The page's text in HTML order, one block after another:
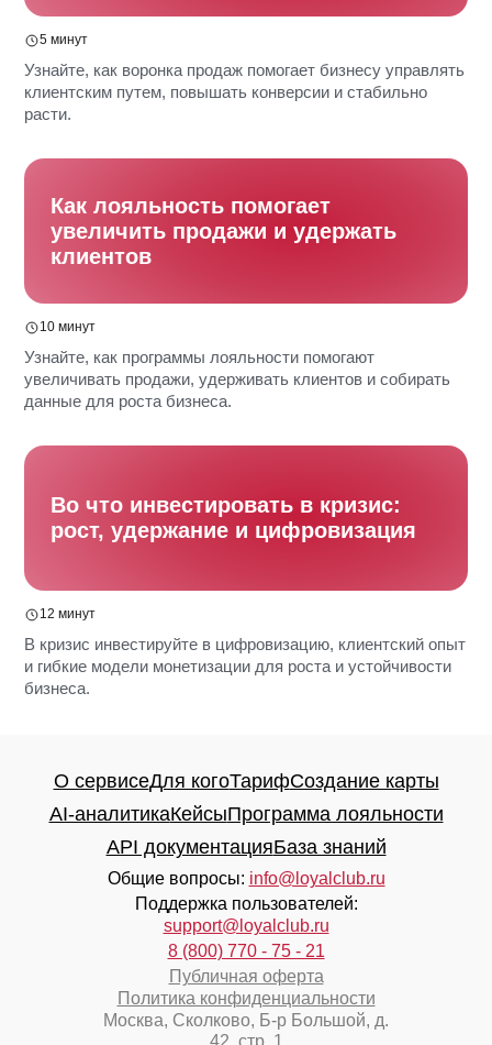
5 минут
Узнайте, как воронка продаж помогает бизнесу управлять
клиентским путем, повышать конверсии и стабильно
расти.
Как лояльность помогает
увеличить продажи и удержать
клиентов
10 минут
Узнайте, как программы лояльности помогают
увеличивать продажи, удерживать клиентов и собирать
данные для роста бизнеса.
Во что инвестировать в кризис:
рост, удержание и цифровизация
12 минут
В кризис инвестируйте в цифровизацию, клиентский опыт
и гибкие модели монетизации для роста и устойчивости
бизнеса.
Общие вопросы:
info@loyalclub.ru
Поддержка пользователей:
Москва, Сколково, Б-р Большой, д.
ООО "ЛОЯЛ КЛАБ"
ИНН 9715518580